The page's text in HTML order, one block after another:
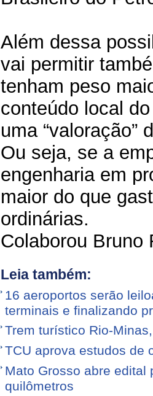
Além dessa
vai permitir
tenham peso
conteúdo local
uma “valoração”
Ou seja, se a
engenharia em
maior do que
ordinárias.
Colaborou Bruno
Leia também:
16 aeroportos serão
terminais e finalizando
Trem turístico Rio-
TCU aprova estudos de
Mato Grosso abre edital
quilômetros